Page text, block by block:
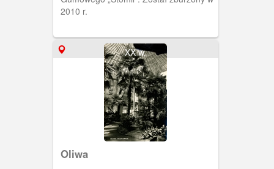
2010 r.
XX w.
Oliwa